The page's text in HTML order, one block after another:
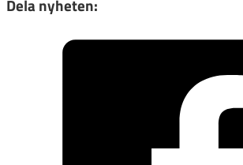
Dela nyheten: